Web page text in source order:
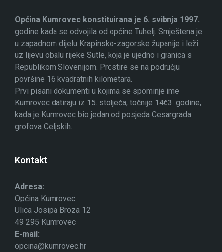
Općina Kumrovec konstituirana je 6. svibnja 1997.
godine kada se odvojila od općine Tuhelj. Smještena je
u zapadnom dijelu Krapinsko-zagorske županije i leži
uz lijevu obalu rijeke Sutle, koja je ujedno i granica s
Republikom Slovenijom. Prostire se na području
površine 16 kvadratnih kilometara.
Prvi pisani dokumenti u kojima se spominje ime
Kumrovec datiraju iz 15. stoljeća, točnije 1463. godine,
kada je Kumrovec bio jedan od posjeda Cesargrada
grofova Celjskih.
Kontakt
Adresa:
Općina Kumrovec
Ulica Josipa Broza 12
49 295 Kumrovec
E-mail:
opcina@kumrovec.hr